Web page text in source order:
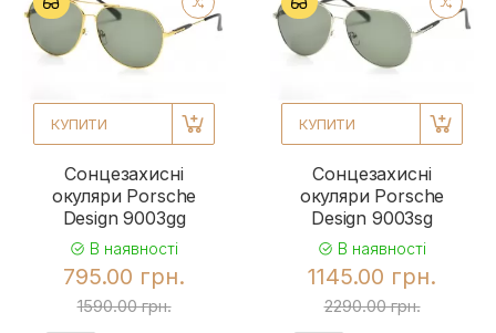
КУПИТИ
Сонцезахисні
окуляри Porsche
Design 9003gg
В наявності
795.00 грн.
1590.00 грн.
КУПИТИ
Сонцезахисні
окуляри Porsche
Design 9003sg
В наявності
1145.00 грн.
2290.00 грн.